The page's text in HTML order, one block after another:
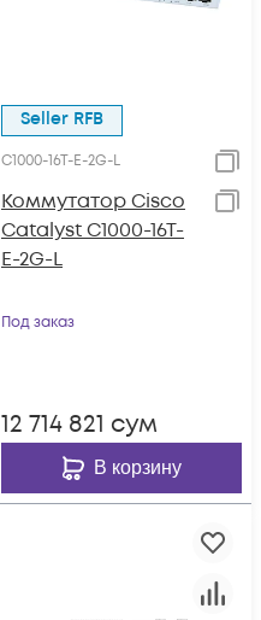
Seller RFB
C1000-16T-E-2G-L
Коммутатор Cisco
Catalyst C1000-16T-
E-2G-L
Под заказ
12 714 821 сум
В корзину